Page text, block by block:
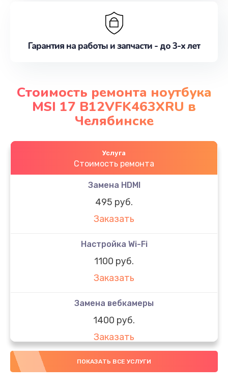
Гарантия на работы и запчасти - до 3-х лет
Стоимость ремонта ноутбука
MSI 17 B12VFK463XRU в
Челябинске
Услуга
Стоимость ремонта
Замена HDMI
495 руб.
Заказать
Настройка Wi-Fi
1100 руб.
Заказать
Замена вебкамеры
1400 руб.
Заказать
Замена SSD
ПОКАЗАТЬ ВСЕ УСЛУГИ